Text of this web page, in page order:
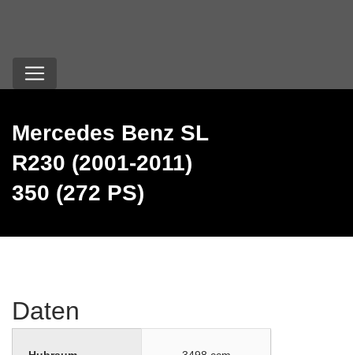
Mercedes Benz SL
R230 (2001-2011)
350 (272 PS)
Daten